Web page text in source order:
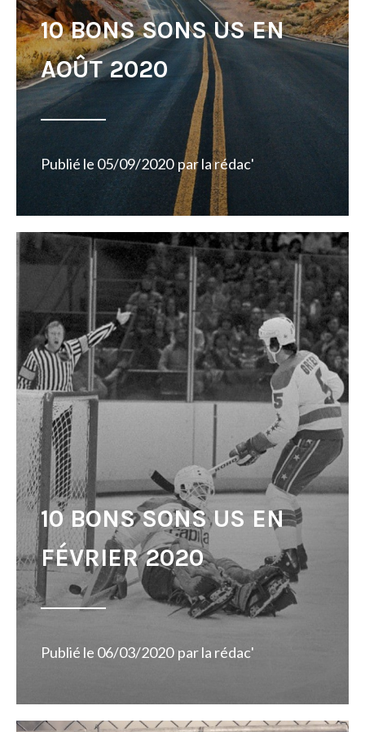
10 BONS SONS US EN
AOÛT 2020
Publié le 05/09/2020 parla rédac'
10 BONS SONS US EN
FÉVRIER 2020
Publié le 06/03/2020 parla rédac'